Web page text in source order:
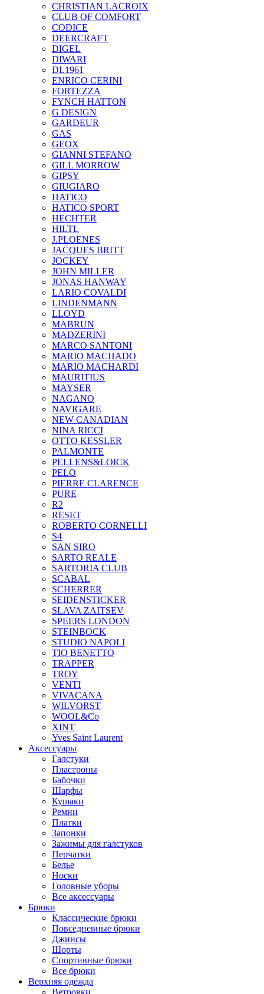
CHRISTIAN LACROIX
CLUB OF COMFORT
CODICE
DEERCRAFT
DIGEL
DIWARI
DL1961
ENRICO CERINI
FORTEZZA
FYNCH HATTON
G DESIGN
GARDEUR
GAS
GEOX
GIANNI STEFANO
GILL MORROW
GIPSY
GIUGIARO
HATICO
HATICO SPORT
HECHTER
HILTL
J.PLOENES
JAСQUES BRITT
JOCKEY
JOHN MILLER
JONAS HANWAY
LARIO COVALDI
LINDENMANN
LLOYD
MABRUN
MADZERINI
MARCO SANTONI
MARIO MACHADO
MARIO MACHARDI
MAURITIUS
MAYSER
NAGANO
NAVIGARE
NEW CANADIAN
NINA RICCI
OTTO KESSLER
PALMONTE
PELLENS&LOICK
PELO
PIERRE CLARENCE
PURE
R2
RESET
ROBERTO CORNELLI
S4
SAN SIRO
SARTO REALE
SARTORIA CLUB
SCABAL
SCHERRER
SEIDENSTICKER
SLAVA ZAITSEV
SPEERS LONDON
STEINBOCK
STUDIO NAPOLI
TIO BENETTO
TRAPPER
TROY
VENTI
VIVACANA
WILVORST
WOOL&Co
XINT
Yves Saint Laurent
Аксессуары
Галстуки
Пластроны
Бабочки
Шарфы
Кушаки
Ремни
Платки
Запонки
Зажимы для галстуков
Перчатки
Белье
Носки
Головные уборы
Все аксессуары
Брюки
Классические брюки
Повседневные брюки
Джинсы
Шорты
Спортивные брюки
Все брюки
Верхняя одежда
Ветровки